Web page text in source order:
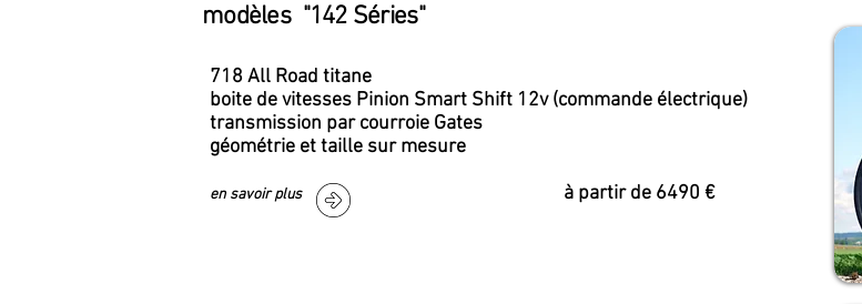
modèles "142 Séries"
718 All Road titane
boite de vitesses Pinion Smart Shift 12v (commande électrique)
transmission par courroie Gates
géométrie et taille sur mesure
en savoir plusà partir de 6490 €